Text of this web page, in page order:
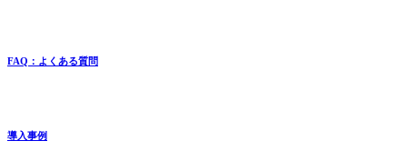
FAQ：よくある質問
導入事例